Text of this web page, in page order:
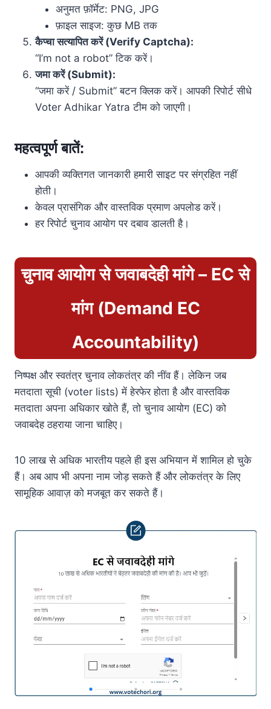
अनुमत फ़ॉर्मेट: PNG, JPG
फ़ाइल साइज: कुछ MB तक
कैप्चा सत्यापित करें (Verify Captcha):
“I’m not a robot” टिक करें।
जमा करें (Submit):
“जमा करें / Submit” बटन क्लिक करें। आपकी रिपोर्ट सीधे
Voter Adhikar Yatra टीम को जाएगी।
महत्वपूर्ण बातें:
आपकी व्यक्तिगत जानकारी हमारी साइट पर संग्रहित नहीं
होती।
केवल प्रासंगिक और वास्तविक प्रमाण अपलोड करें।
हर रिपोर्ट चुनाव आयोग पर दबाव डालती है।
चुनाव आयोग से जवाबदेही मांगे – EC से
मांग (Demand EC
Accountability)
निष्पक्ष और स्वतंत्र चुनाव लोकतंत्र की नींव हैं। लेकिन जब
मतदाता सूची (voter lists) में हेरफेर होता है और वास्तविक
मतदाता अपना अधिकार खोते हैं, तो चुनाव आयोग (EC) को
जवाबदेह ठहराया जाना चाहिए।
10 लाख से अधिक भारतीय पहले ही इस अभियान में शामिल हो चुके
हैं। अब आप भी अपना नाम जोड़ सकते हैं और लोकतंत्र के लिए
सामूहिक आवाज़ को मजबूत कर सकते हैं।